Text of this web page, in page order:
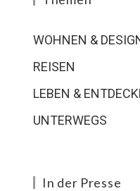
WOHNEN &
REISEN
LEBEN &
UNTERWEGS
In der Presse